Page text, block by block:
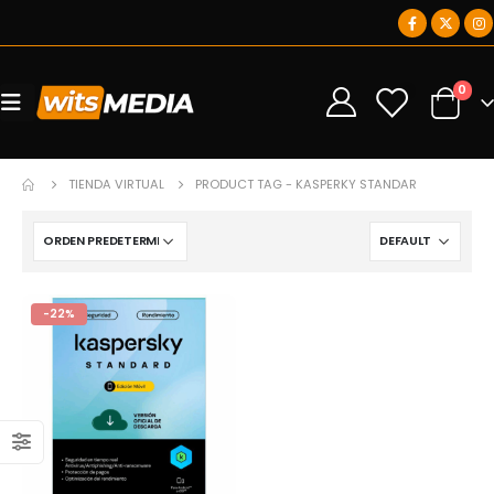
0 0
TIENDA VIRTUAL PRODUCT TAG - KASPERKY STANDAR
-22%